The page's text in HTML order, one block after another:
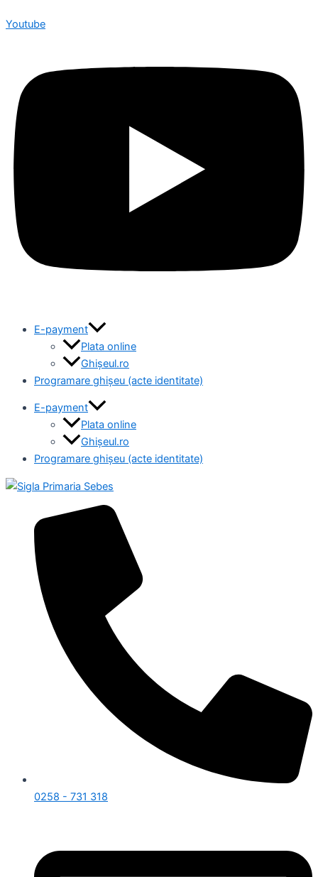
Youtube
E-payment
Plata online
Ghișeul.ro
Programare ghișeu (acte identitate)
E-payment
Plata online
Ghișeul.ro
Programare ghișeu (acte identitate)
0258 - 731 318